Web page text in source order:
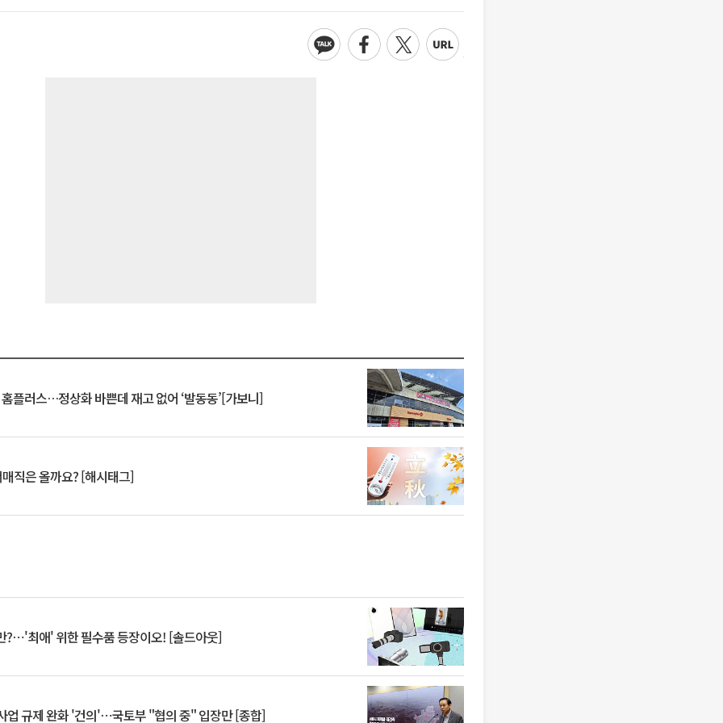
플러스…정상화 바쁜데 재고 없어 ‘발동동’[가보니]
직은 올까요? [해시태그]
?⋯'최애' 위한 필수품 등장이오! [솔드아웃]
업 규제 완화 '건의'⋯국토부 "협의 중" 입장만 [종합]